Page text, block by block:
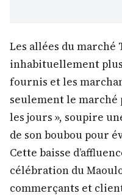
Les allées du marché
inhabituellement
fournis et les
seulement le marché
les jours », soupire
de son boubou pour
Cette baisse
célébration du
commerçants et